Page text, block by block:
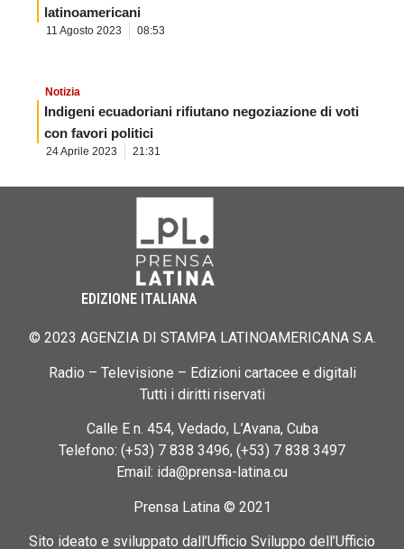
latinoamericani
11 Agosto 2023 08:53
Notizia
Indigeni ecuadoriani rifiutano negoziazione di voti
con favori politici
24 Aprile 2023 21:31
EDIZIONE ITALIANA
© 2023 AGENZIA DI STAMPA LATINOAMERICANA S.A.
Radio – Televisione – Edizioni cartacee e digitali
Tutti i diritti riservati
Calle E n. 454, Vedado, L’Avana, Cuba
Telefono: (+53) 7 838 3496, (+53) 7 838 3497
Email: ida@prensa-latina.cu
Prensa Latina © 2021
Sito ideato e sviluppato dall’Ufficio Sviluppo dell’Ufficio